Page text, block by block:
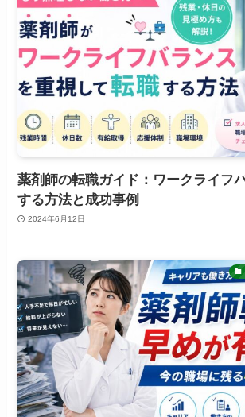
薬剤師の転職ガイド：ワークライフ
する方法と成功事例
2024年6月12日